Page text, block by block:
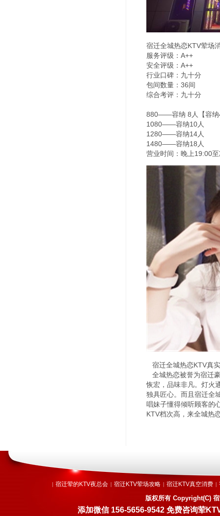
宿迁全城热恋KTV荤场
服务评级：A++
安全评级：A++
行业口碑：九十分
包间数量：36间
综合考评：九十分
880——容纳 8人【容纳
1080——容纳10人
1280——容纳14人
1480——容纳18人
营业时间：晚上19:00
宿迁全城热恋KTV真
全城热恋被誉为宿迁
恢宏，品味非凡。灯火
独具匠心。而且宿迁全
唱妹子懂得倾听顾客的
KTV档次高，来全城热
| 宿迁荤的KTV夜总会 | 宿迁KTV荤场攻略 | 宿迁KTV真空消费 |
版权所有 Copyright(C)
添加微信 156-5656-9542 免费咨询荤